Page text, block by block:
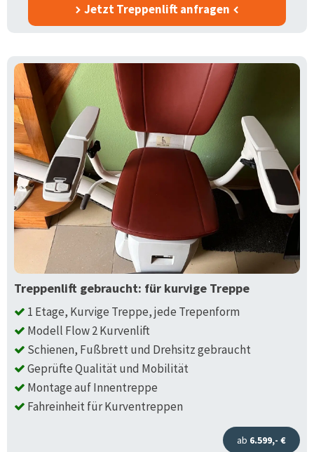
Jetzt Treppenlift anfragen
Treppenlift gebraucht: für kurvige Treppe
1 Etage, Kurvige Treppe, jede Trepenform
Modell Flow 2 Kurvenlift
Schienen, Fußbrett und Drehsitz gebraucht
Geprüfte Qualität und Mobilität
Montage auf Innentreppe
Fahreinheit für Kurventreppen
ab 6.599,- €